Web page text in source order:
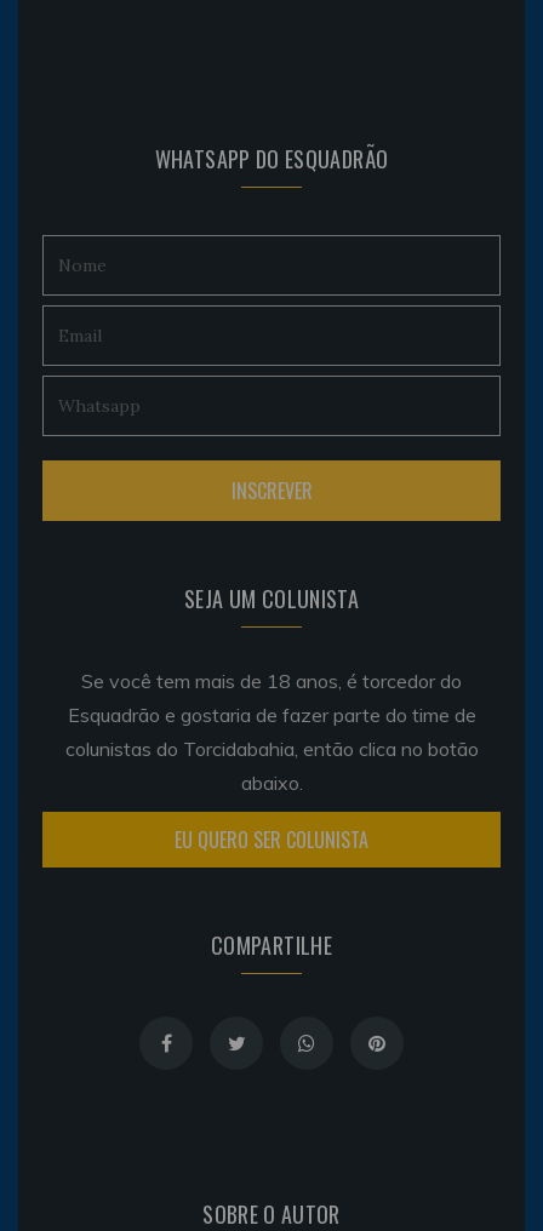
WHATSAPP DO ESQUADRÃO
SEJA UM COLUNISTA
Se você tem mais de 18 anos, é torcedor do
Esquadrão e gostaria de fazer parte do time de
colunistas do Torcidabahia, então clica no botão
abaixo.
EU QUERO SER COLUNISTA
COMPARTILHE
SOBRE O AUTOR